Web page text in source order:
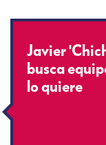
Javier
busca
lo quiere